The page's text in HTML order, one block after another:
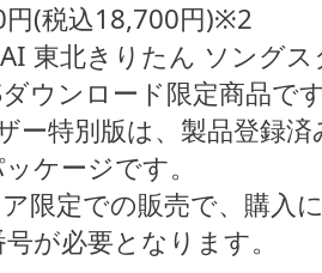
(税込18,700円)※2
東北きりたん ソング
ウンロード限定商品で
特別版は、製品登録
ケージです。
での販売で、購入に
が必要となります。